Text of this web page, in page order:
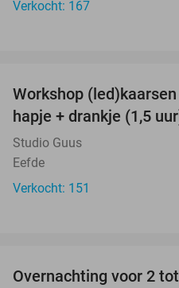
Verkocht: 167
Workshop
hapje + drankje (1,5
Studio Guus
Eefde
Verkocht: 151
Overnachting voor 2